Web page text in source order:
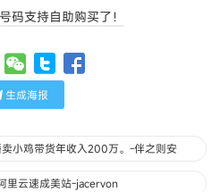
码支持自助购买了！
生成海报
小鸡带货年收入200万。-伴之则安
里云速成美站-jacervon